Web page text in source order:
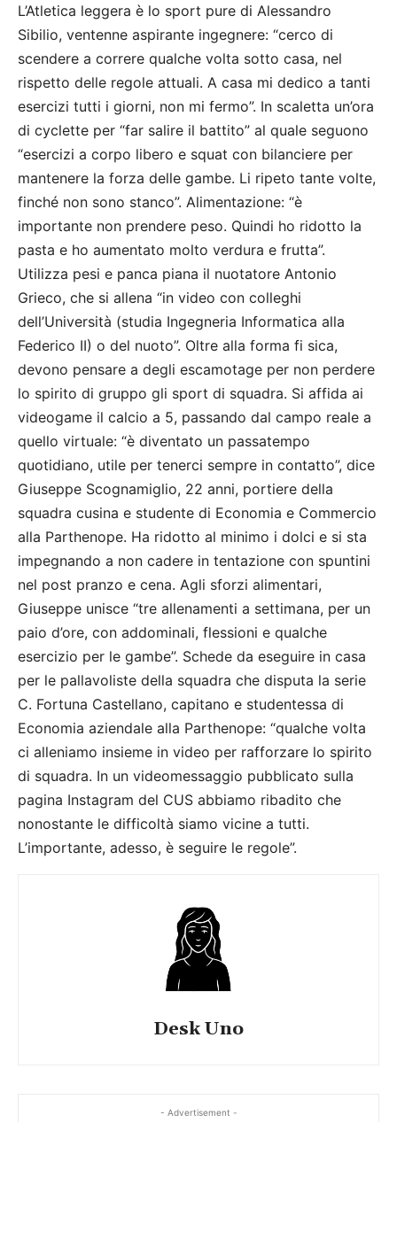
L’Atletica leggera è lo sport pure di Alessandro
Sibilio, ventenne aspirante ingegnere: “cerco di
scendere a correre qualche volta sotto casa, nel
rispetto delle regole attuali. A casa mi dedico a tanti
esercizi tutti i giorni, non mi fermo”. In scaletta un’ora
di cyclette per “far salire il battito” al quale seguono
“esercizi a corpo libero e squat con bilanciere per
mantenere la forza delle gambe. Li ripeto tante volte,
finché non sono stanco”. Alimentazione: “è
importante non prendere peso. Quindi ho ridotto la
pasta e ho aumentato molto verdura e frutta”.
Utilizza pesi e panca piana il nuotatore Antonio
Grieco, che si allena “in video con colleghi
dell’Università (studia Ingegneria Informatica alla
Federico II) o del nuoto”. Oltre alla forma fi sica,
devono pensare a degli escamotage per non perdere
lo spirito di gruppo gli sport di squadra. Si affida ai
videogame il calcio a 5, passando dal campo reale a
quello virtuale: “è diventato un passatempo
quotidiano, utile per tenerci sempre in contatto”, dice
Giuseppe Scognamiglio, 22 anni, portiere della
squadra cusina e studente di Economia e Commercio
alla Parthenope. Ha ridotto al minimo i dolci e si sta
impegnando a non cadere in tentazione con spuntini
nel post pranzo e cena. Agli sforzi alimentari,
Giuseppe unisce “tre allenamenti a settimana, per un
paio d’ore, con addominali, flessioni e qualche
esercizio per le gambe”. Schede da eseguire in casa
per le pallavoliste della squadra che disputa la serie
C. Fortuna Castellano, capitano e studentessa di
Economia aziendale alla Parthenope: “qualche volta
ci alleniamo insieme in video per rafforzare lo spirito
di squadra. In un videomessaggio pubblicato sulla
pagina Instagram del CUS abbiamo ribadito che
nonostante le difficoltà siamo vicine a tutti.
L’importante, adesso, è seguire le regole”.
Desk Uno
- Advertisement -